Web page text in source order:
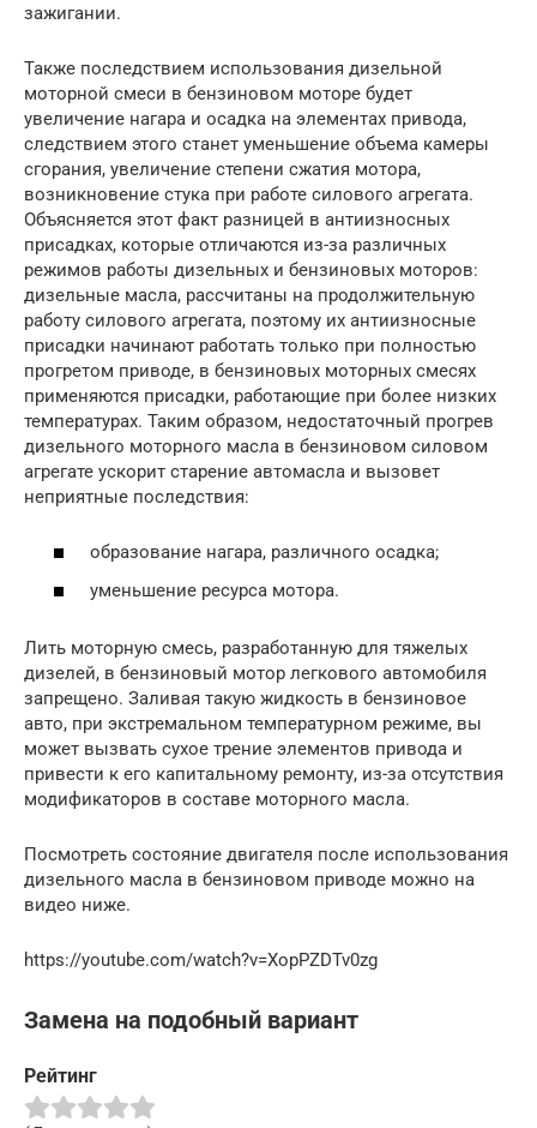
зажигании.
Также последствием использования дизельной
моторной смеси в бензиновом моторе будет
увеличение нагара и осадка на элементах привода,
следствием этого станет уменьшение объема камеры
сгорания, увеличение степени сжатия мотора,
возникновение стука при работе силового агрегата.
Объясняется этот факт разницей в антиизносных
присадках, которые отличаются из-за различных
режимов работы дизельных и бензиновых моторов:
дизельные масла, рассчитаны на продолжительную
работу силового агрегата, поэтому их антиизносные
присадки начинают работать только при полностью
прогретом приводе, в бензиновых моторных смесях
применяются присадки, работающие при более низких
температурах. Таким образом, недостаточный прогрев
дизельного моторного масла в бензиновом силовом
агрегате ускорит старение автомасла и вызовет
неприятные последствия:
образование нагара, различного осадка;
уменьшение ресурса мотора.
Лить моторную смесь, разработанную для тяжелых
дизелей, в бензиновый мотор легкового автомобиля
запрещено. Заливая такую жидкость в бензиновое
авто, при экстремальном температурном режиме, вы
может вызвать сухое трение элементов привода и
привести к его капитальному ремонту, из-за отсутствия
модификаторов в составе моторного масла.
Посмотреть состояние двигателя после использования
дизельного масла в бензиновом приводе можно на
видео ниже.
https://youtube.com/watch?v=XopPZDTv0zg
Замена на подобный вариант
Рейтинг